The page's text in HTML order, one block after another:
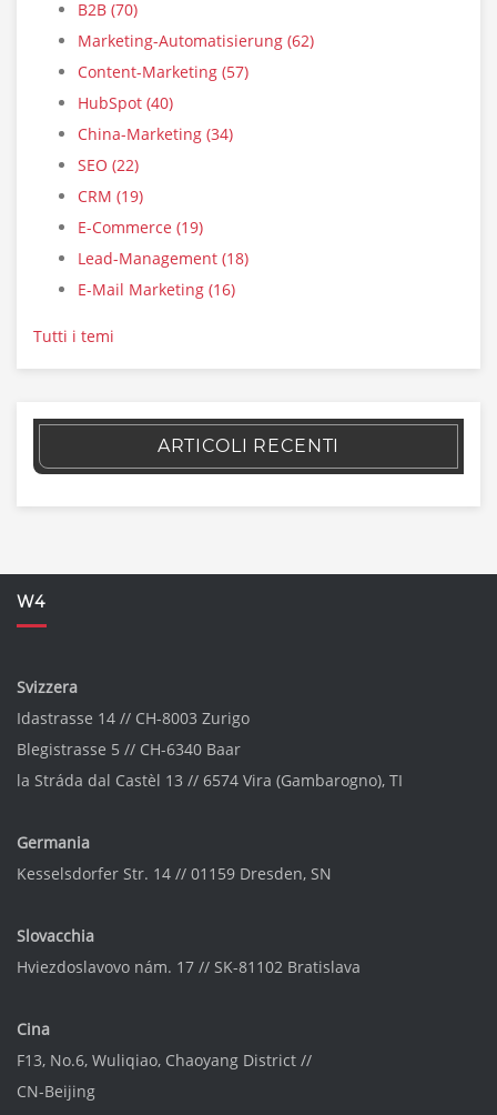
B2B (70)
Marketing-Automatisierung (62)
Content-Marketing (57)
HubSpot (40)
China-Marketing (34)
SEO (22)
CRM (19)
E-Commerce (19)
Lead-Management (18)
E-Mail Marketing (16)
Tutti i temi
ARTICOLI RECENTI
W4
Svizzera
Idastrasse 14 // CH-8003 Zurigo
Blegistrasse 5 // CH-6340 Baar
la Stráda dal Castèl 13 // 6574 Vira (Gambarogno), TI
Germania
Kesselsdorfer Str. 14 // 01159 Dresden, SN
Slovacchia
Hviezdoslavovo nám. 17 // SK-81102 Bratislava
Cina
F13, No.6, Wuliqiao, Chaoyang District //
CN-Beijing